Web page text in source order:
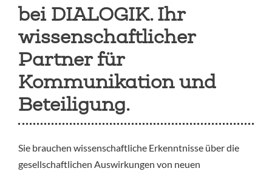
bei DIALOGIK. Ihr
wissenschaftlicher
Partner für
Kommunikation und
Beteiligung.
Sie brauchen wissenschaftliche Erkenntnisse über die
gesellschaftlichen Auswirkungen von neuen